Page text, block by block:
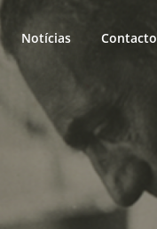
Notícias Contacto